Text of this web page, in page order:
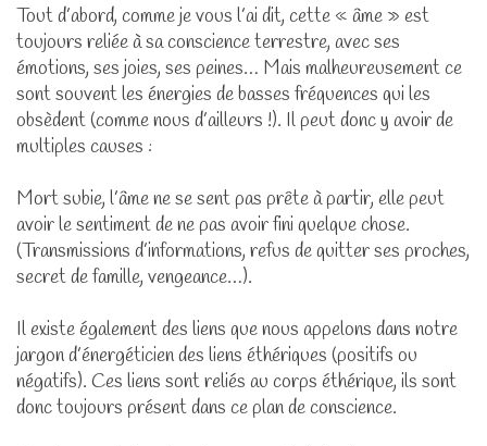
Tout d’abord, comme je vous l’ai dit, cette « âme » est
toujours reliée à sa conscience terrestre, avec ses
émotions, ses joies, ses peines… Mais malheureusement ce
sont souvent les énergies de basses fréquences qui les
obsèdent (comme nous d’ailleurs !). Il peut donc y avoir de
multiples causes :
Mort subie, l’âme ne se sent pas prête à partir, elle peut
avoir le sentiment de ne pas avoir fini quelque chose.
(Transmissions d’informations, refus de quitter ses proches,
secret de famille, vengeance…).
Il existe également des liens que nous appelons dans notre
jargon d’énergéticien des liens éthériques (positifs ou
négatifs). Ces liens sont reliés au corps éthérique, ils sont
donc toujours présent dans ce plan de conscience.